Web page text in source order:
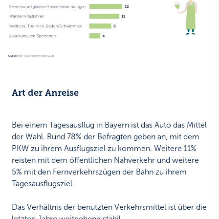
Art der Anreise
Bei einem Tagesausflug in Bayern ist das Auto das Mittel
der Wahl. Rund 78% der Befragten geben an, mit dem
PKW zu ihrem Ausflugsziel zu kommen. Weitere 11%
reisten mit dem öffentlichen Nahverkehr und weitere
5% mit den Fernverkehrszügen der Bahn zu ihrem
Tagesausflugsziel.
Das Verhältnis der benutzten Verkehrsmittel ist über die